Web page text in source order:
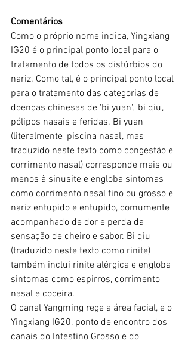
Comentários
Como o próprio nome indica, Yingxiang
IG20 é o principal ponto local para o
tratamento de todos os distúrbios do
nariz. Como tal, é o principal ponto local
para o tratamento das categorias de
doenças chinesas de 'bi yuan', 'bi qiu',
pólipos nasais e feridas. Bi yuan
(literalmente 'piscina nasal', mas
traduzido neste texto como congestão e
corrimento nasal) corresponde mais ou
menos à sinusite e engloba sintomas
como corrimento nasal fino ou grosso e
nariz entupido e entupido, comumente
acompanhado de dor e perda da
sensação de cheiro e sabor. Bi qiu
(traduzido neste texto como rinite)
também inclui rinite alérgica e engloba
sintomas como espirros, corrimento
nasal e coceira.
O canal Yangming rege a área facial, e o
Yingxiang IG20, ponto de encontro dos
canais do Intestino Grosso e do